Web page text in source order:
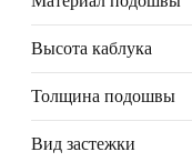
Высота каблука
Толщина подошвы
Вид застежки